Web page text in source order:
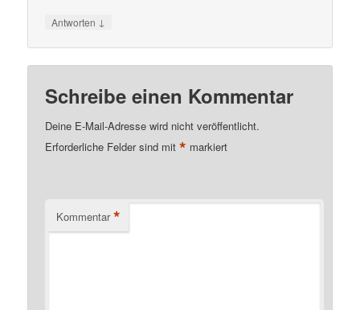
Antworten ↓
Schreibe einen Kommentar
Deine E-Mail-Adresse wird nicht veröffentlicht.
Erforderliche Felder sind mit* markiert
Kommentar *